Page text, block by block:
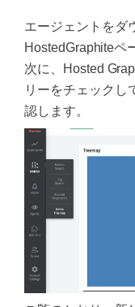
エージェントをダ
HostedGraphiteペ
次に、Hosted
リーをチェックし
認します。